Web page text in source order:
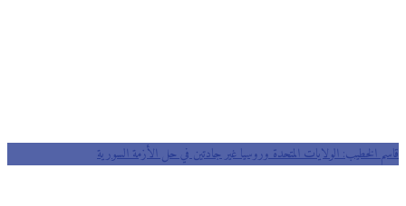
قاسم الخطيب: الولايات المتحدة وروسيا غير جادتين في حل الأزمة السورية